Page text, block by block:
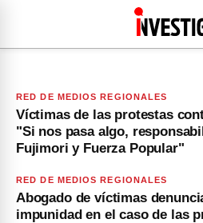
RED DE MEDIOS REGIONALES
Víctimas de las protestas
"Si nos pasa algo,
Fujimori y Fuerza Popular"
RED DE MEDIOS REGIONALES
Abogado de víctimas
impunidad en el caso de las